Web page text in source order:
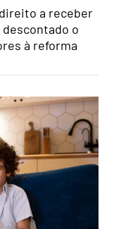
a receber
o
à reforma